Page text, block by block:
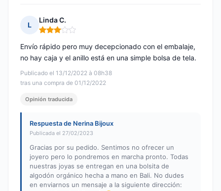
L
Linda C.
Nota: 3 de 5
Publicado el 13/12/2022 à 08h38
tras una compra de 01/12/2022
Envío rápido pero muy decepcionado con el embalaje,
no hay caja y el anillo está en una simple bolsa de tela.
Opinión traducida
Respuesta de Nerina Bijoux
Publicada el 27/02/2023
Gracias por su pedido. Sentimos no ofrecer un
joyero pero lo pondremos en marcha pronto. Todas
nuestras joyas se entregan en una bolsita de
algodón orgánico hecha a mano en Bali. No dudes
en enviarnos un mensaje a la siguiente dirección: